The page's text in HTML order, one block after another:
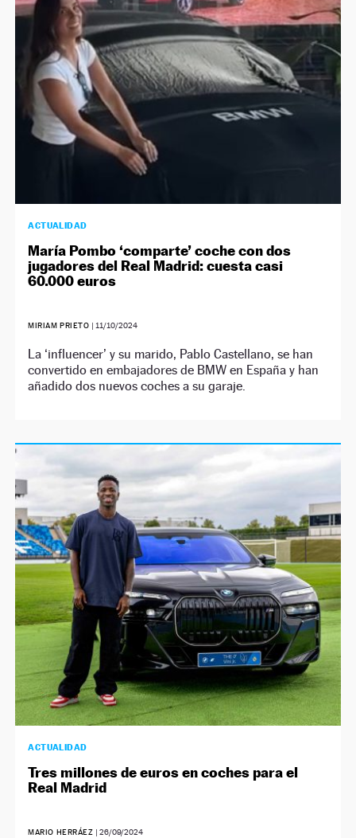
NEWSLETTER
SÍGUENOS
ACTUALIDAD
María Pombo ‘comparte’ coche con dos
jugadores del Real Madrid: cuesta casi
60.000 euros
MIRIAM PRIETO | 11/10/2024
La ‘influencer’ y su marido, Pablo Castellano, se han
convertido en embajadores de BMW en España y han
añadido dos nuevos coches a su garaje.
ACTUALIDAD
Tres millones de euros en coches para el
Real Madrid
MARIO HERRÁEZ | 26/09/2024